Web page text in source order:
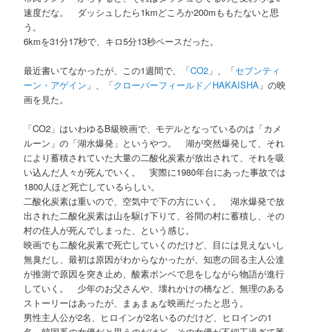
速度だな。 ダッシュしたら1kmどころか200mももたないと思
う。
6kmを31分17秒で、キロ5分13秒ペースだった。
最近書いてなかったが、この1週間で、「CO2 」、「セブンティ
ーン・アゲイン 」、「クローバーフィールド／HAKAISHA 」の映
画を見た。
「CO2」はいわゆるB級映画で、モデルとなっているのは「カメ
ルーン」の「湖水爆発」というやつ。 湖が突然爆発して、それ
により蓄積されていた大量の二酸化炭素が放出されて、それを吸
い込んだ人々が死んでいく。 実際に1980年台にあった事故では
1800人ほど死亡しているらしい。
二酸化炭素は重いので、空気中で下の方にいく。 湖水爆発で放
出された二酸化炭素は山を駆け下りて、谷間の村に蓄積し、その
村の住人が死んでしまった、という感じ。
映画でも二酸化炭素で死亡していくのだけど、目には見えないし
無臭だし、最初は原因がわからなかったが、知恵の回る主人公達
が推測で原因を突き止め、酸素ボンベで息をしながら物語が進行
していく。 少年のお父さんや、壊れかけの橋など、無理のある
ストーリーはあったが、まぁまぁな映画だったと思う。
男性主人公が2名、ヒロインが2名いるのだけど、ヒロインの1